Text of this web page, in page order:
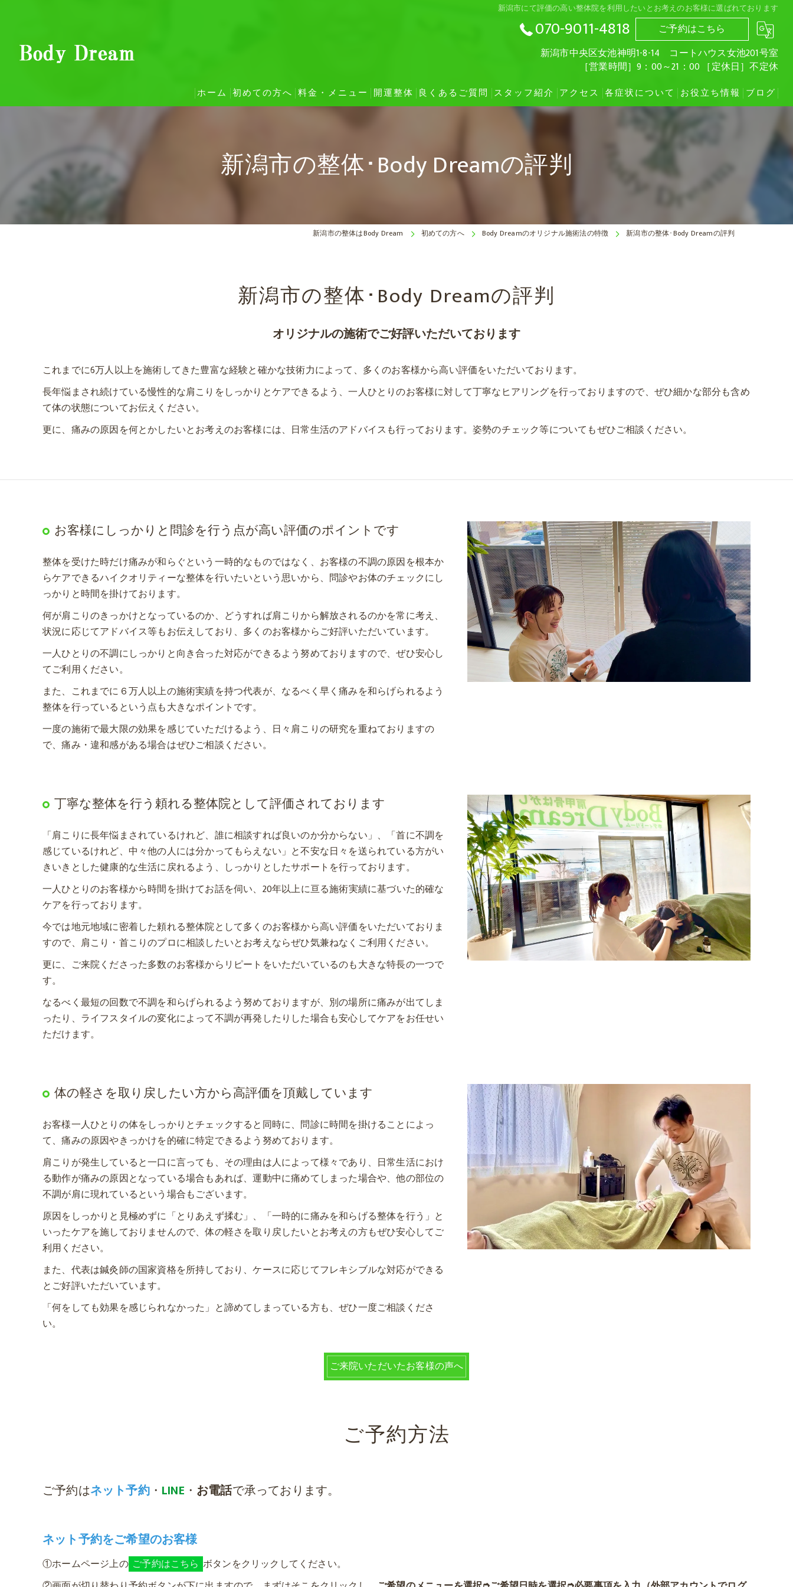
新潟市にて評価の高い整体院を利用したいとお考えのお客様に選ばれております
070-9011-4818
ご予約はこちら
新潟市中央区女池神明1-8-14 コートハウス女池201号室
［営業時間］9：00～21：00 ［定休日］不定休
ホーム 初めての方へ
ご予約の変更・キャンセルについて
当院に向いている症状
料金・メニュー 開運整体 良くあるご質問 スタッフ紹介 アクセス
お車で女池IC方面からお越しいただく場合
お車で紫竹山IC・桜木IC方面からお越しいただく場合
各症状について
肩こり
自律神経失調症
頚椎ヘルニア
手足の痺れ
お役立ち情報 ブログ
新潟市の整体･Body Dreamの評判
新潟市の整体はBody Dream 初めての方へ Body Dreamのオリジナル施術法の特徴 新潟市の整体･Body Dreamの評判
オリジナルの施術でご好評いただいております
新潟市の整体･Body Dreamの評判
これまでに6万人以上を施術してきた豊富な経験と確かな技術力によって、多くのお客様から高い評価をいただいております。
長年悩まされ続けている慢性的な肩こりをしっかりとケアできるよう、一人ひとりのお客様に対して丁寧なヒアリングを行っておりますので、ぜひ細かな部分も含め
て体の状態についてお伝えください。
更に、痛みの原因を何とかしたいとお考えのお客様には、日常生活のアドバイスも行っております。姿勢のチェック等についてもぜひご相談ください。
お客様にしっかりと問診を行う点が高い評価のポイントです
整体を受けた時だけ痛みが和らぐという一時的なものではなく、お客様の不調の原因を根本か
らケアできるハイクオリティーな整体を行いたいという思いから、問診やお体のチェックにし
っかりと時間を掛けております。
何が肩こりのきっかけとなっているのか、どうすれば肩こりから解放されるのかを常に考え、
状況に応じてアドバイス等もお伝えしており、多くのお客様からご好評いただいています。
一人ひとりの不調にしっかりと向き合った対応ができるよう努めておりますので、ぜひ安心し
てご利用ください。
また、これまでに６万人以上の施術実績を持つ代表が、なるべく早く痛みを和らげられるよう
整体を行っているという点も大きなポイントです。
一度の施術で最大限の効果を感じていただけるよう、日々肩こりの研究を重ねておりますの
で、痛み・違和感がある場合はぜひご相談ください。
丁寧な整体を行う頼れる整体院として評価されております
「肩こりに長年悩まされているけれど、誰に相談すれば良いのか分からない」、「首に不調を
感じているけれど、中々他の人には分かってもらえない」と不安な日々を送られている方がい
きいきとした健康的な生活に戻れるよう、しっかりとしたサポートを行っております。
一人ひとりのお客様から時間を掛けてお話を伺い、20年以上に亘る施術実績に基づいた的確な
ケアを行っております。
今では地元地域に密着した頼れる整体院として多くのお客様から高い評価をいただいておりま
すので、肩こり・首こりのプロに相談したいとお考えならぜひ気兼ねなくご利用ください。
更に、ご来院くださった多数のお客様からリピートをいただいているのも大きな特長の一つで
す。
なるべく最短の回数で不調を和らげられるよう努めておりますが、別の場所に痛みが出てしま
ったり、ライフスタイルの変化によって不調が再発したりした場合も安心してケアをお任せい
ただけます。
体の軽さを取り戻したい方から高評価を頂戴しています
お客様一人ひとりの体をしっかりとチェックすると同時に、問診に時間を掛けることによっ
て、痛みの原因やきっかけを的確に特定できるよう努めております。
肩こりが発生していると一口に言っても、その理由は人によって様々であり、日常生活におけ
る動作が痛みの原因となっている場合もあれば、運動中に痛めてしまった場合や、他の部位の
不調が肩に現れているという場合もございます。
原因をしっかりと見極めずに「とりあえず揉む」、「一時的に痛みを和らげる整体を行う」と
いったケアを施しておりませんので、体の軽さを取り戻したいとお考えの方もぜひ安心してご
利用ください。
また、代表は鍼灸師の国家資格を所持しており、ケースに応じてフレキシブルな対応ができる
とご好評いただいています。
「何をしても効果を感じられなかった」と諦めてしまっている方も、ぜひ一度ご相談くださ
い。
ご来院いただいたお客様の声へ
ご予約方法
ご予約はネット予約・ LINE ・ お電話で承っております。
ネット予約をご希望のお客様
①ホームページ上の ご予約はこちらボタンをクリックしてください。